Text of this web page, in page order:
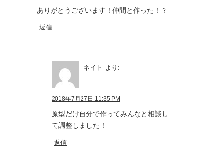
ありがとうございます！仲間と作った！？
返信
ネイト より:
2018年7月27日 11:35 PM
原型だけ自分で作ってみんなと相談し
て調整しました！
返信